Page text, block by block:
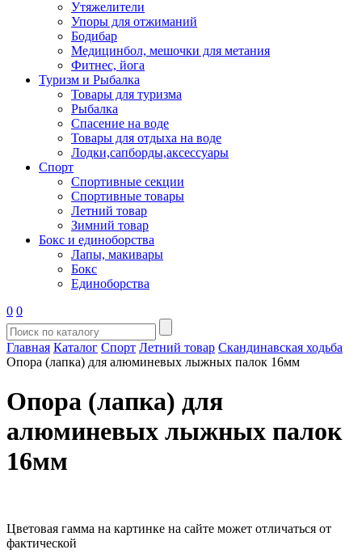
Утяжелители
Упоры для отжиманий
Бодибар
Медицинбол, мешочки для метания
Фитнес, йога
Туризм и Рыбалка
Товары для туризма
Рыбалка
Спасение на воде
Товары для отдыха на воде
Лодки,сапборды,аксессуары
Спорт
Спортивные секции
Спортивные товары
Летний товар
Зимний товар
Бокс и единоборства
Лапы, макивары
Бокс
Единоборства
0 0
Главная Каталог Спорт Летний товар Скандинавская ходьба
Опора (лапка) для алюминевых лыжных палок 16мм
Опора (лапка) для
алюминевых лыжных палок
16мм
Цветовая гамма на картинке на сайте может отличаться от
фактической